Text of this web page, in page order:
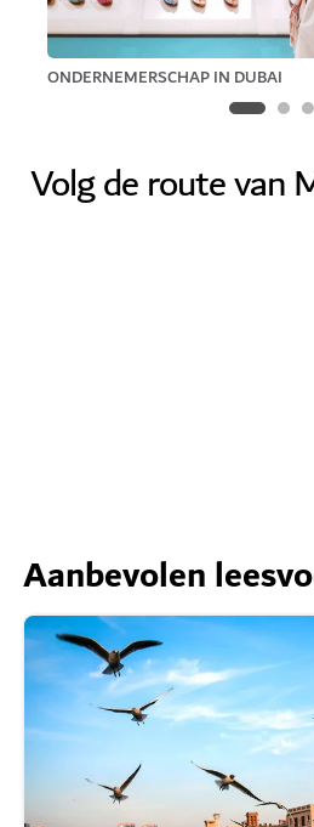
ONDERNEMERSCHAP IN DUBAI
Volg de route van
Aanbevolen